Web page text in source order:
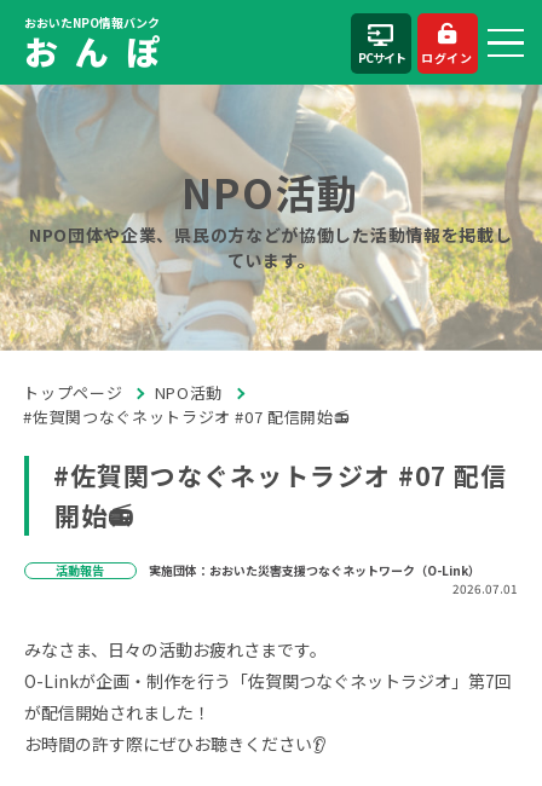
おおいたNPO情報バンク
お ん ぽ PCサイト ログイン
NPO活動
NPO団体や企業、県民の方などが協働した活動情報を掲載し
ています。
トップページ
NPO活動
#佐賀関つなぐネットラジオ #07 配信開始📻️
#佐賀関つなぐネットラジオ #07 配信
開始📻️
活動報告
実施団体：おおいた災害支援つなぐネットワーク（O-Link）
2026.07.01
みなさま、日々の活動お疲れさまです。
O-Linkが企画・制作を行う「佐賀関つなぐネットラジオ」第7回
が配信開始されました！
お時間の許す際にぜひお聴きください👂️